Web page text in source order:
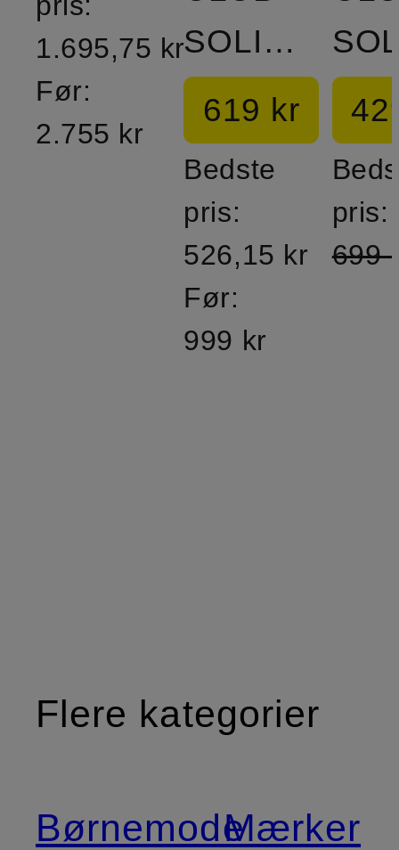
1.695,75 kr
Før:
2.755 kr
SOLIDS
619 kr
Bedste
pris:
526,15 kr
Før:
999 kr
pris:
699
Flere kategorier
BørnemodeMærker